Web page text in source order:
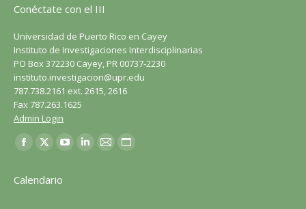
Conéctate con el III
Universidad de Puerto Rico en Cayey
Instituto de Investigaciones Interdisciplinarias
PO Box 372230 Cayey, PR 00737-2230
instituto.investigacion@upr.edu
787.738.2161 ext. 2615, 2616
Fax 787.263.1625
Admin Login
Encuéntranos en:
Facebook
se
X
se
YouTubeLinkedInCorreoSitio
Calendario